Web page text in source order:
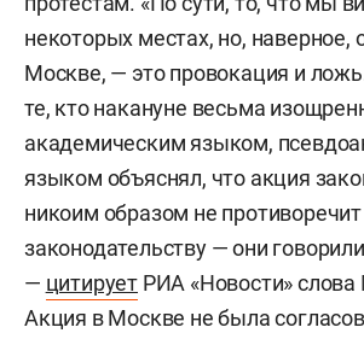
некоторых местах, но, наверное,
Москве, — это провокация и
те, кто накануне весьма
академическим языком,
языком объяснял, что акция
никоим образом не противоречит
законодательству — они
— цитирует РИА «Новости» слова
Акция в Москве не была